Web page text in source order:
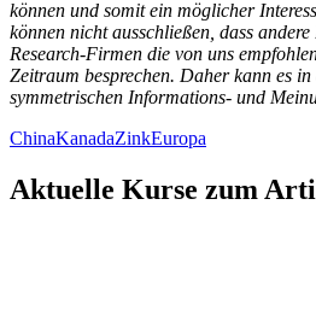
können und somit ein möglicher
können nicht ausschließen, dass
Research-Firmen die von uns
Zeitraum besprechen. Daher kann es
symmetrischen Informations- und
ChinaKanadaZinkEuropa
Aktuelle Kurse zum